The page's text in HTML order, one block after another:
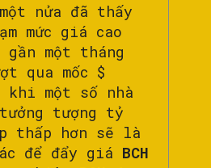
nửa đã thấy
mức giá cao
một tháng
qua mốc $
khi một số nhà
tượng tỷ
thấp hơn sẽ là
để đẩy giá BCH